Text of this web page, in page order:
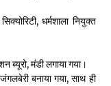
धर्मशाला नियुक्त
ब्यूरो, मंडी लगाया गया।
बनाया गया, साथ ही